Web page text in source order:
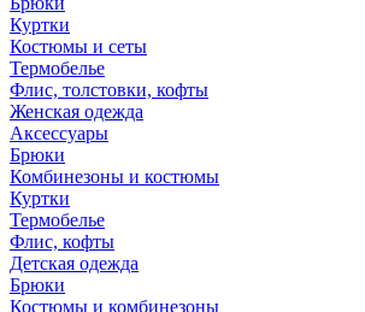
Куртки
Костюмы и сеты
Термобелье
Флис, толстовки, кофты
Женская одежда
Аксессуары
Брюки
Комбинезоны и костюмы
Куртки
Термобелье
Флис, кофты
Детская одежда
Брюки
Костюмы и комбинезоны